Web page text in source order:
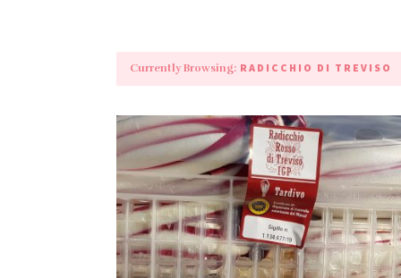
Currently Browsing: RADICCHIO DI TREVISO